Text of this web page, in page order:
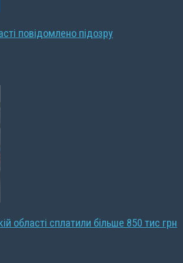
повідомлено підозру
області сплатили більше 850 тис грн